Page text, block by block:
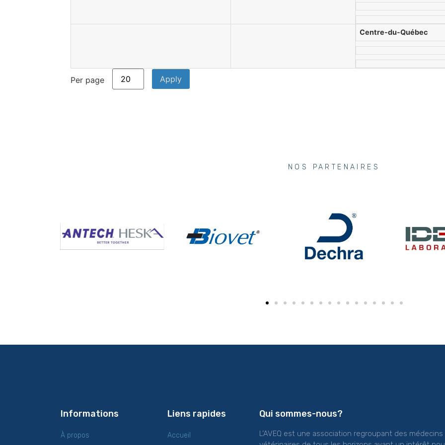
Centre-du-Québec
Per page
NOS PARTENAIRES
Informations
À propos
Liens rapides
Accueil
Qui sommes-nous?
L’AVEQ est une association regroupant des médecins